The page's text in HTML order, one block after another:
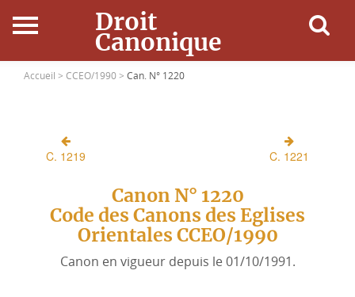
Droit
Canonique
Accueil
Ressources
Connexion
Accueil > CCEO/1990 > Can. N° 1220
C. 1219 C. 1221
Canon N° 1220
Code des Canons des Eglises
Orientales CCEO/1990
Canon en vigueur depuis le 01/10/1991.